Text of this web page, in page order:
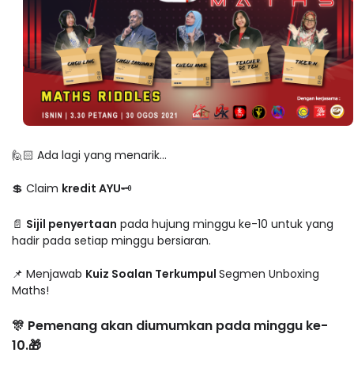
🙋🏻 Ada lagi yang menarik...
💲 Claim kredit AYU🗝
📄 Sijil penyertaan pada hujung minggu ke-10 untuk yang
hadir pada setiap minggu bersiaran.
📌 Menjawab Kuiz Soalan Terkumpul Segmen Unboxing
Maths!
🎊 Pemenang akan diumumkan pada minggu ke-
10.🎁